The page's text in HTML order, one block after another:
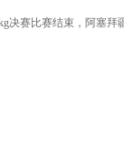
决赛比赛结束，阿塞